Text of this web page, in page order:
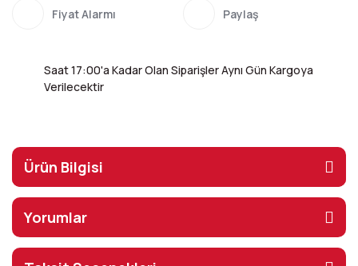
Fiyat Alarmı Paylaş
Saat 17:00'a Kadar Olan Siparişler Aynı Gün Kargoya
Verilecektir
Ürün Bilgisi
Yorumlar